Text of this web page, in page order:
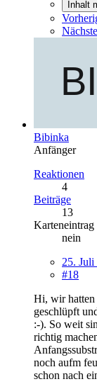
Inhalt
Bibinka
Anfänger
Reaktionen
4
Beiträge
13
Karteneintrag
nein
25. Juli
#18
Hi, wir hatten
geschlüpft
:-). So weit
richtig
noch aufm
schon nach